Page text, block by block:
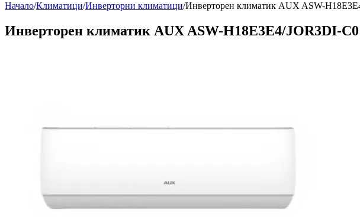
Начало/Климатици/Инверторни климатици/Инверторен климатик AUX ASW-
Инверторен климатик AUX ASW-H18E3E4/JOR3DI-